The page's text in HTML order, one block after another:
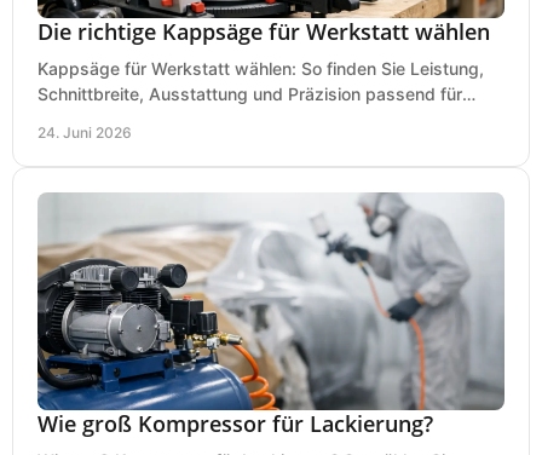
Die richtige Kappsäge für Werkstatt wählen
Kappsäge für Werkstatt wählen: So finden Sie Leistung,
Schnittbreite, Ausstattung und Präzision passend für
24. Juni 2026
Wie groß Kompressor für Lackierung?